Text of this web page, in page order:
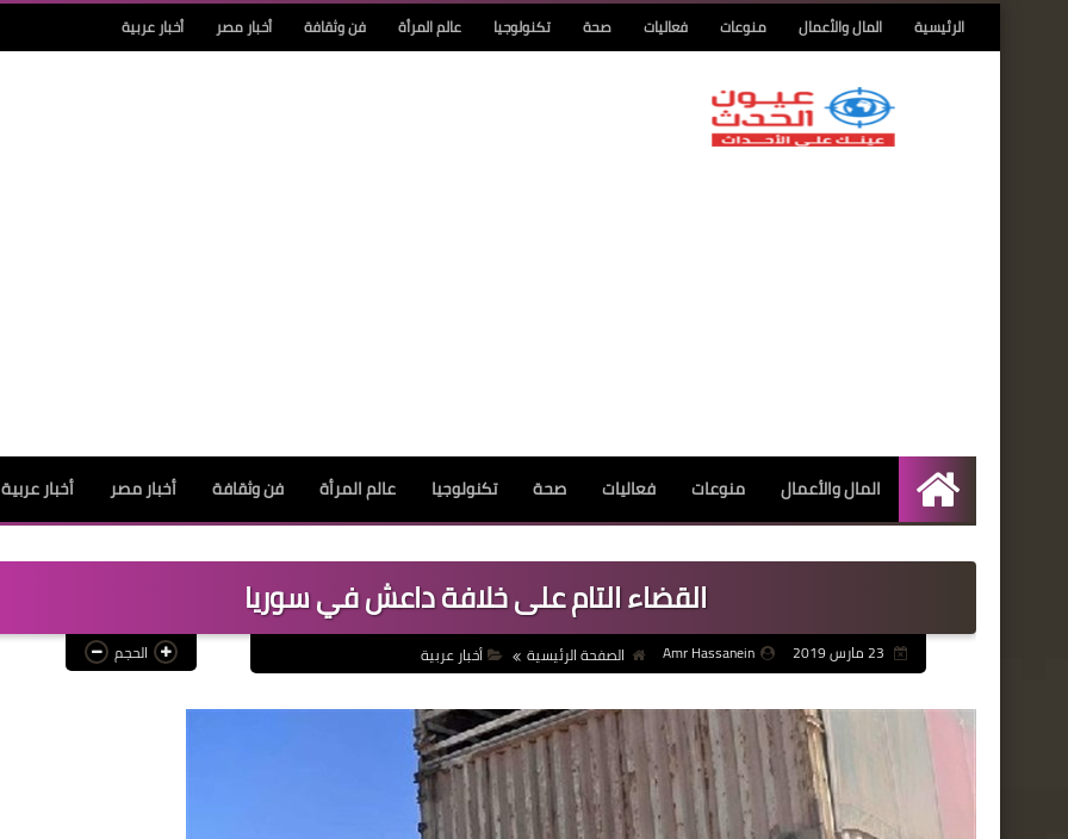
الرئيسية المال والأعمال منوعات فعاليات صحة تكنولوجيا عالم المرأة فن وثقافة أخبار مصر أخبار عربية
الرئيسية
المال والأعمال منوعات فعاليات صحة تكنولوجيا عالم المرأة فن وثقافة أخبار مصر أخبار عربية
القضاء التام على خلافة داعش في سوريا
Amr Hassanein الصفحة الرئيسية أخبار عربية الحجم